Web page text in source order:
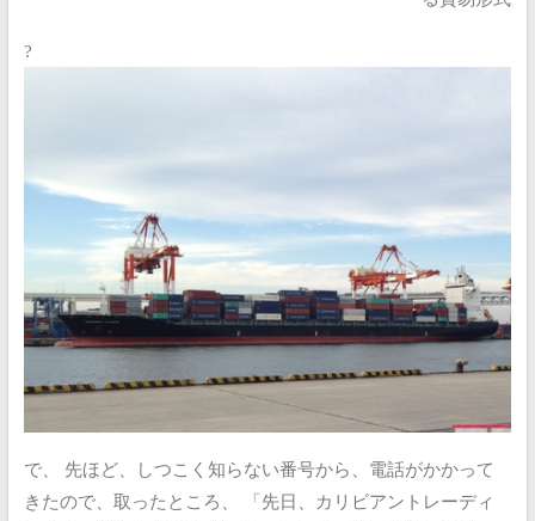
?
で、
先ほど、しつこく知らない番号から、電話がかかって
きたので、取ったところ、
「先日、カリビアントレーディ